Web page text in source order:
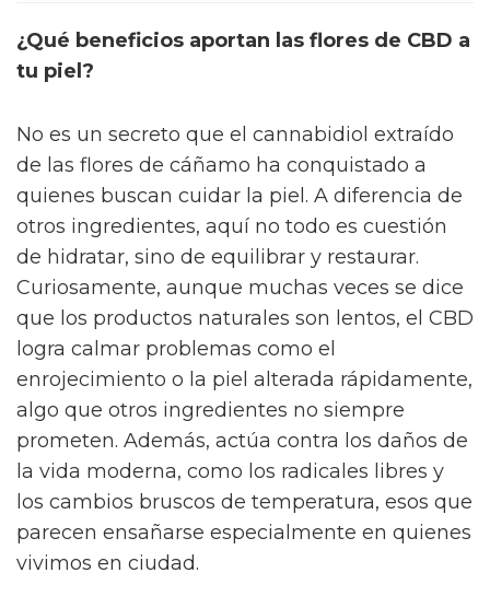
¿Qué beneficios aportan las flores de CBD a
tu piel?
No es un secreto que el cannabidiol extraído
de las flores de cáñamo ha conquistado a
quienes buscan cuidar la piel. A diferencia de
otros ingredientes, aquí no todo es cuestión
de hidratar, sino de equilibrar y restaurar.
Curiosamente, aunque muchas veces se dice
que los productos naturales son lentos, el CBD
logra calmar problemas como el
enrojecimiento o la piel alterada rápidamente,
algo que otros ingredientes no siempre
prometen. Además, actúa contra los daños de
la vida moderna, como los radicales libres y
los cambios bruscos de temperatura, esos que
parecen ensañarse especialmente en quienes
vivimos en ciudad.